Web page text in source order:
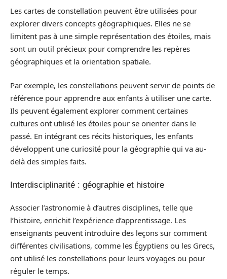
Les cartes de constellation peuvent être utilisées pour
explorer divers concepts géographiques. Elles ne se
limitent pas à une simple représentation des étoiles, mais
sont un outil précieux pour comprendre les repères
géographiques et la orientation spatiale.
Par exemple, les constellations peuvent servir de points de
référence pour apprendre aux enfants à utiliser une carte.
Ils peuvent également explorer comment certaines
cultures ont utilisé les étoiles pour se orienter dans le
passé. En intégrant ces récits historiques, les enfants
développent une curiosité pour la géographie qui va au-
delà des simples faits.
Interdisciplinarité : géographie et histoire
Associer l’astronomie à d’autres disciplines, telle que
l’histoire, enrichit l’expérience d’apprentissage. Les
enseignants peuvent introduire des leçons sur comment
différentes civilisations, comme les Égyptiens ou les Grecs,
ont utilisé les constellations pour leurs voyages ou pour
réguler le temps.